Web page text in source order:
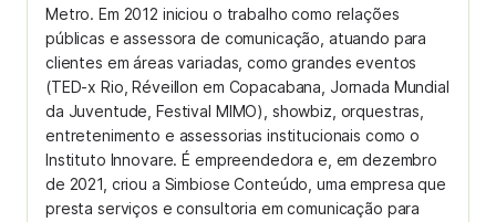
Metro. Em 2012 iniciou o trabalho como relações
públicas e assessora de comunicação, atuando para
clientes em áreas variadas, como grandes eventos
(TED-x Rio, Réveillon em Copacabana, Jornada Mundial
da Juventude, Festival MIMO), showbiz, orquestras,
entretenimento e assessorias institucionais como o
Instituto Innovare. É empreendedora e, em dezembro
de 2021, criou a Simbiose Conteúdo, uma empresa que
presta serviços e consultoria em comunicação para